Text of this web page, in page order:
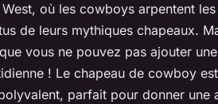
où les cowboys arpentent
de leurs mythiques chapeaux.
vous ne pouvez pas ajouter
! Le chapeau de cowboy
parfait pour donner une